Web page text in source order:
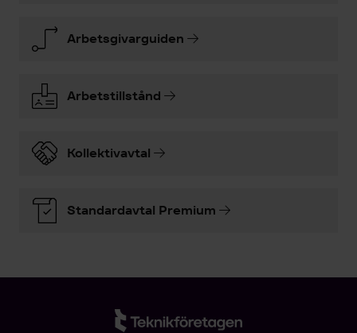
Arbetsgivarguiden
Arbetstillstånd
Kollektivavtal
Standardavtal Premium